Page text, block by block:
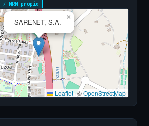
⚡ NRN propio
SARENET, S.A.
×
Leaflet|©OpenStreetMap